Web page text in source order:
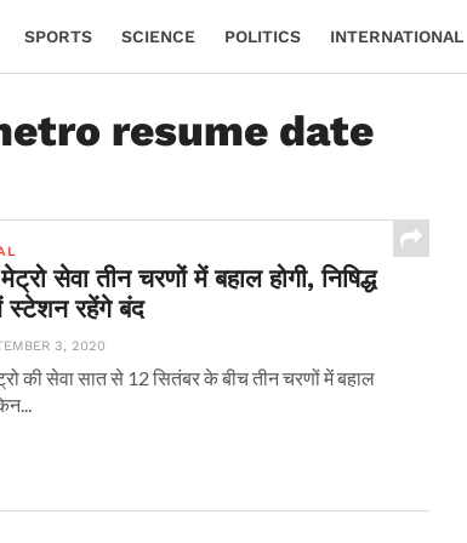
SPORTS SCIENCE POLITICS INTERNATIONAL
resume date
सेवा तीन चरणों में बहाल होगी, निषिद्ध
स्टेशन रहेंगे बंद
3, 2020
की सेवा सात से 12 सितंबर के बीच तीन चरणों में बहाल